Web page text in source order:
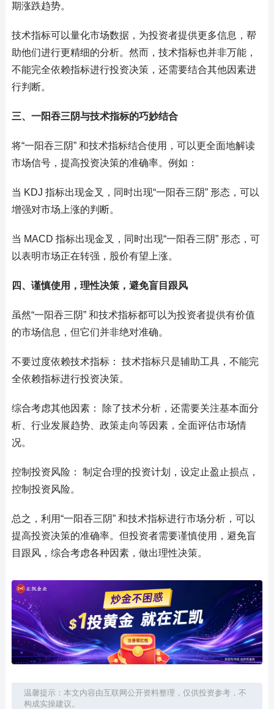
期涨跌趋势。
技术指标可以量化市场数据，为投资者提供更多信息，帮
助他们进行更精细的分析。然而，技术指标也并非万能，
不能完全依赖指标进行投资决策，还需要结合其他因素进
行判断。
三、一阳吞三阴与技术指标的巧妙结合
将“一阳吞三阴” 和技术指标结合使用，可以更全面地解读
市场信号，提高投资决策的准确率。例如：
当 KDJ 指标出现金叉，同时出现“一阳吞三阴” 形态，可以
增强对市场上涨的判断。
当 MACD 指标出现金叉，同时出现“一阳吞三阴” 形态，可
以表明市场正在转强，股价有望上涨。
四、谨慎使用，理性决策，避免盲目跟风
虽然“一阳吞三阴” 和技术指标都可以为投资者提供有价值
的市场信息，但它们并非绝对准确。
不要过度依赖技术指标： 技术指标只是辅助工具，不能完
全依赖指标进行投资决策。
综合考虑其他因素： 除了技术分析，还需要关注基本面分
析、行业发展趋势、政策走向等因素，全面评估市场情
况。
控制投资风险： 制定合理的投资计划，设定止盈止损点，
控制投资风险。
总之，利用“一阳吞三阴” 和技术指标进行市场分析，可以
提高投资决策的准确率。但投资者需要谨慎使用，避免盲
目跟风，综合考虑各种因素，做出理性决策。
温馨提示：本文内容由互联网公开资料整理，仅供投资参考，不
构成实操建议。